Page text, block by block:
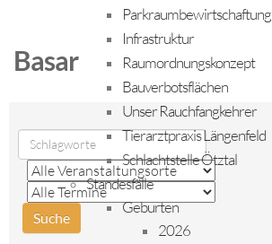
Parkraumbewirtschaftung
Infrastruktur
Raumordnungskonzept
Bauverbotsflächen
Unser Rauchfangkehrer
Tierarztpraxis Längenfeld
Schlachtstelle Ötztal
Standesfälle
Geburten
2026
Basar